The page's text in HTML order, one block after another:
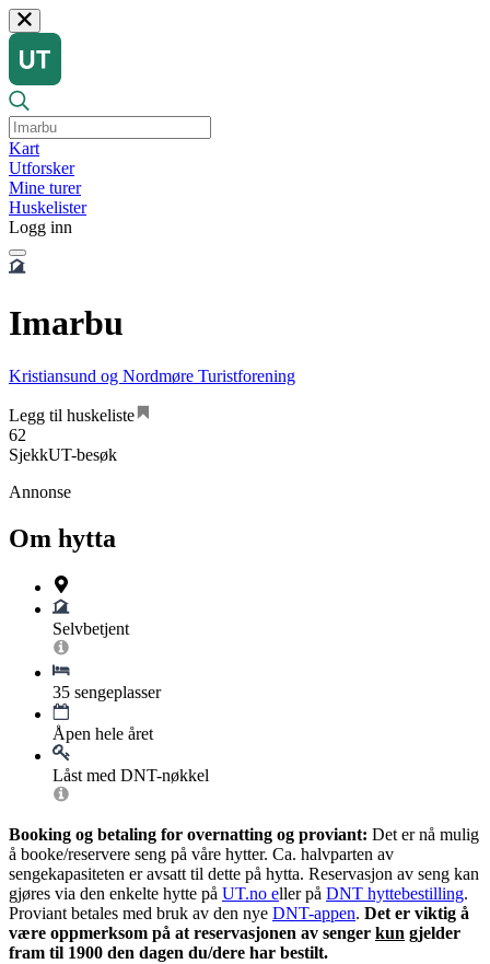
Kart
Utforsker
Mine turer
Huskelister
Logg inn
Imarbu
Kristiansund og Nordmøre Turistforening
Legg til huskeliste
62
SjekkUT-besøk
Annonse
Om hytta
Selvbetjent
35 sengeplasser
Åpen hele året
Låst med DNT-nøkkel
Booking og betaling for overnatting og proviant: Det er nå mulig
å booke/reservere seng på våre hytter. Ca. halvparten av
sengekapasiteten er avsatt til dette på hytta. Reservasjon av seng kan
gjøres via den enkelte hytte på UT.no eller på DNT hyttebestilling.
Proviant betales med bruk av den nye DNT-appen. Det er viktig å
være oppmerksom på at reservasjonen av senger kun gjelder
fram til 1900 den dagen du/dere har bestilt.